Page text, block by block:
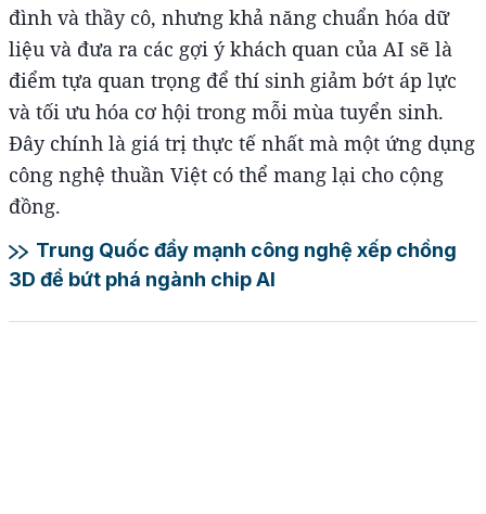
đình và thầy cô, nhưng khả năng chuẩn hóa dữ
liệu và đưa ra các gợi ý khách quan của AI sẽ là
điểm tựa quan trọng để thí sinh giảm bớt áp lực
và tối ưu hóa cơ hội trong mỗi mùa tuyển sinh.
Đây chính là giá trị thực tế nhất mà một ứng dụng
công nghệ thuần Việt có thể mang lại cho cộng
đồng.
Trung Quốc đẩy mạnh công nghệ xếp chồng
3D để bứt phá ngành chip AI